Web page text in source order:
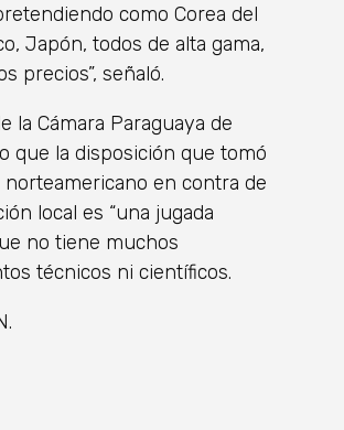
como Corea del
Japón, todos de alta gama,
precios”, señaló.
la Cámara Paraguaya de
que la disposición que tomó
norteamericano en contra de
local es “una jugada
no tiene muchos
técnicos ni científicos.